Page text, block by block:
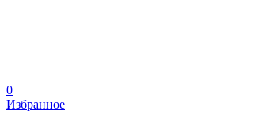
0
Избранное